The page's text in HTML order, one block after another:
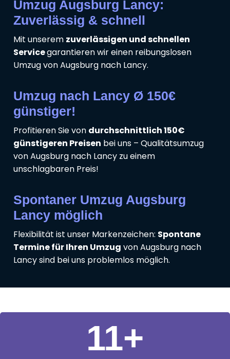
Umzug Augsburg Lancy:
Zuverlässig & schnell
Mit unserem zuverlässigen und schnellen
Servicegarantieren wir einen reibungslosen
Umzug von Augsburg nach Lancy.
Umzug nach Lancy Ø 150€
günstiger!
Profitieren Sie von durchschnittlich 150€
günstigeren Preisen bei uns – Qualitätsumzug
von Augsburg nach Lancy zu einem
unschlagbaren Preis!
Spontaner Umzug Augsburg
Lancy möglich
Flexibilität ist unser Markenzeichen: Spontane
Termine für Ihren Umzug von Augsburg nach
Lancy sind bei uns problemlos möglich.
11+